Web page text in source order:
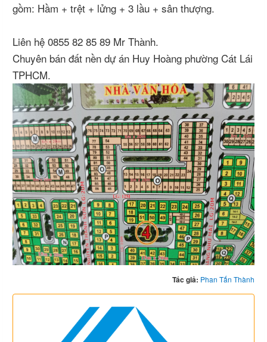
gồm: Hầm + trệt + lửng + 3 lầu + sân thượng.
Liên hệ 0855 82 85 89 Mr Thành.
Chuyên bán đất nền dự án Huy Hoàng phường Cát Lái
TPHCM.
Tác giả: Phan Tấn Thành